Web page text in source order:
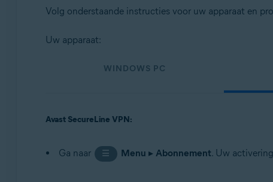
Volg onderstaande instructies voor uw apparaat en
Uw apparaat:
WINDOWS PC
Avast SecureLine VPN:
Ga naar ☰ Menu ▸Abonnement. Uw